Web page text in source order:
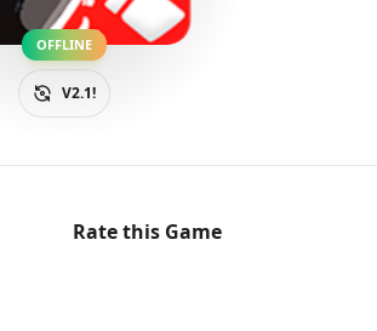
OFFLINE
V2.1!
Rate this Game